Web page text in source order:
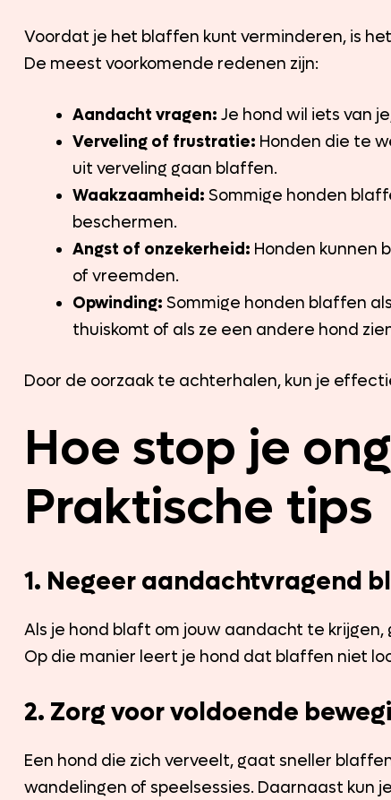
Voordat je het blaffen kunt verminderen, is
De meest voorkomende redenen zijn:
Aandacht vragen: Je hond wil iets van
Verveling of frustratie: Honden die te
uit verveling gaan blaffen.
Waakzaamheid: Sommige honden
beschermen.
Angst of onzekerheid: Honden kunnen
of vreemden.
Opwinding: Sommige honden blaffen
thuiskomt of als ze een andere hond
Door de oorzaak te achterhalen, kun je
Hoe stop je
Praktische tips
1. Negeer aandachtvragend
Als je hond blaft om jouw aandacht te
Op die manier leert je hond dat blaffen niet
2. Zorg voor voldoende
Een hond die zich verveelt, gaat sneller
wandelingen of speelsessies. Daarnaast kun